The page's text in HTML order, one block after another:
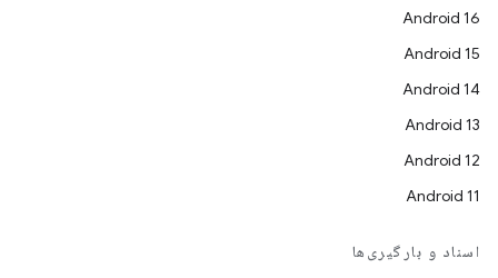
Android 16
Android 15
Android 14
Android 13
Android 12
Android 11
اسناد و بارگیری‌ها